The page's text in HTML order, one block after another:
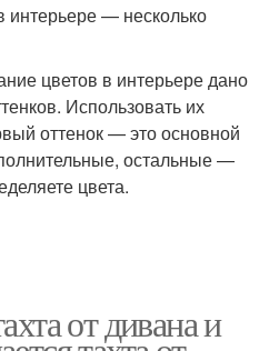
интерьере — несколько
цветов в интерьере дано
Использовать их
оттенок — это основной
остальные —
цвета.
от дивана и